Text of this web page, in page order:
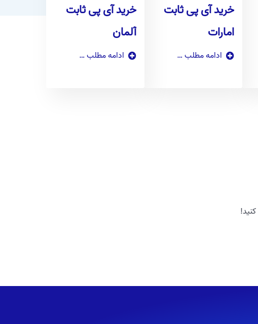
خرید آی پی ثابت
امارات
ادامه مطلب …
خرید آی پی ثابت
آلمان
ادامه مطلب …